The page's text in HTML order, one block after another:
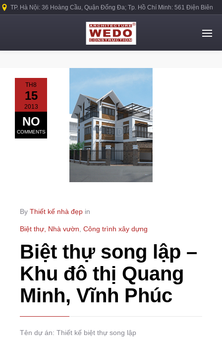
TP. Hà Nội: 36 Hoàng Cầu, Quận Đống Đa; Tp. Hồ Chí Minh: 561 Điện Biên
TH8
15
2013
NO
COMMENTS
By Thiết kế nhà đẹp in
Biệt thự, Nhà vườn Công trình xây dựng
Biệt thự song lập –
Khu đô thị Quang
Minh, Vĩnh Phúc
Tên dự án: Thiết kế biệt thự song lập